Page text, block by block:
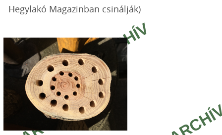
Hegylakó Magazinban csinálják)